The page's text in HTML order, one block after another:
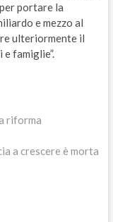
portare la
e mezzo al
ulteriormente il
famiglie”.
riforma
a crescere è morta